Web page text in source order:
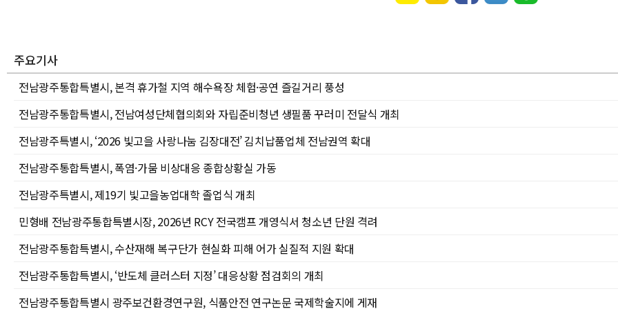
주요기사
전남광주통합특별시, 본격 휴가철 지역 해수욕장 체험·공연 즐길거리 풍성
전남광주통합특별시, 전남여성단체협의회와 자립준비청년 생필품 꾸러미 전달식 개최
전남광주특별시, ‘2026 빛고을 사랑나눔 김장대전’ 김치납품업체 전남권역 확대
전남광주통합특별시, 폭염·가뭄 비상대응 종합상황실 가동
전남광주특별시, 제19기 빛고을농업대학 졸업식 개최
민형배 전남광주통합특별시장, 2026년 RCY 전국캠프 개영식서 청소년 단원 격려
전남광주통합특별시, 수산재해 복구단가 현실화 피해 어가 실질적 지원 확대
전남광주통합특별시, ‘반도체 클러스터 지정’ 대응상황 점검회의 개최
전남광주통합특별시 광주보건환경연구원, 식품안전 연구논문 국제학술지에 게재